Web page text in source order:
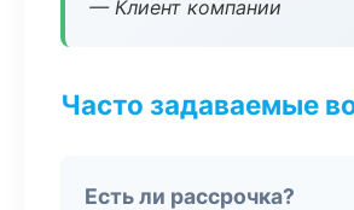
— Клиент компании
Часто задаваемые
Есть ли рассрочка?